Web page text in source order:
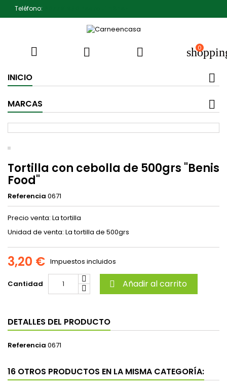
Teléfono:
   0
INICIO
MARCAS
Tortilla con cebolla de 500grs "Benis
Food"
Referencia 0671
Precio venta: La tortilla
Unidad de venta: La tortilla de 500grs
3,20 € Impuestos incluidos
Cantidad  Añadir al carrito
DETALLES DEL PRODUCTO
Referencia 0671
16 OTROS PRODUCTOS EN LA MISMA CATEGORÍA: